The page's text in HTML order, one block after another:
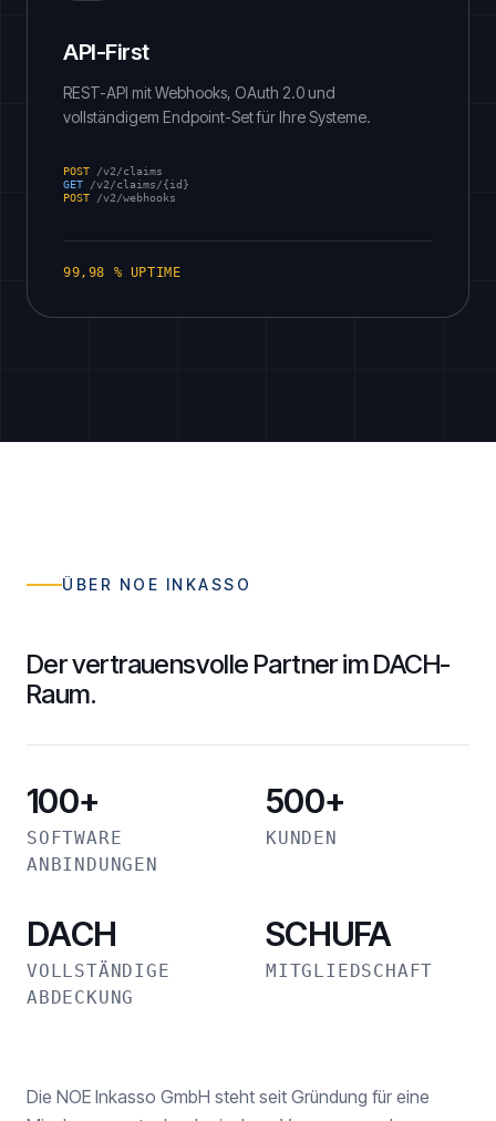
API-First
REST-API mit Webhooks, OAuth 2.0 und
vollständigem Endpoint-Set für Ihre Systeme.
POST /v2/claims
GET /v2/claims/{id}
POST /v2/webhooks
99,98 % UPTIME
ÜBER NOE INKASSO
Der vertrauensvolle Partner im DACH-
Raum.
100+
SOFTWARE
ANBINDUNGEN
500+
KUNDEN
DACH
VOLLSTÄNDIGE
ABDECKUNG
SCHUFA
MITGLIEDSCHAFT
Die NOE Inkasso GmbH steht seit Gründung für eine